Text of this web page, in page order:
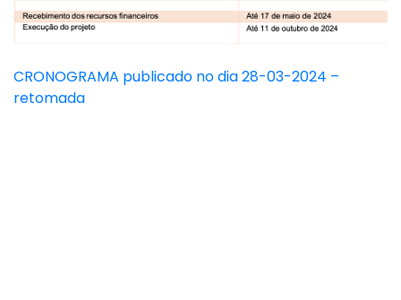
CRONOGRAMA publicado no dia 28-03-2024 –
retomada